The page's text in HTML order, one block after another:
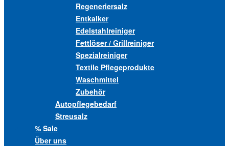
Regeneriersalz
Entkalker
Edelstahlreiniger
Fettlöser / Grillreiniger
Spezialreiniger
Textile Pflegeprodukte
Waschmittel
Zubehör
Autopflegebedarf
Streusalz
% Sale
Über uns